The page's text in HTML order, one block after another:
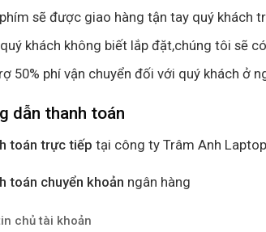
sẽ được giao hàng tận tay quý khách
khách không biết lắp đặt,chúng tôi sẽ
50% phí vận chuyển đối với quý khách ở
dẫn thanh toán
toán trực tiếp tại công ty Trâm Anh
toán chuyển khoản ngân hàng
chủ tài khoản